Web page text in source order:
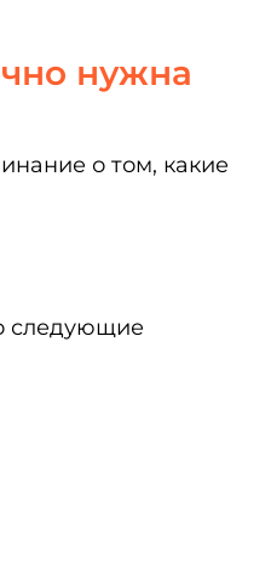
нужна
о том, какие
следующие